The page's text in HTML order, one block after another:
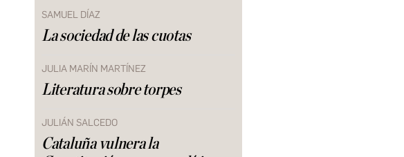
SAMUEL DÍAZ
La sociedad de las cuotas
JULIA MARÍN MARTÍNEZ
Literatura sobre torpes
JULIÁN SALCEDO
Cataluña vulnera la